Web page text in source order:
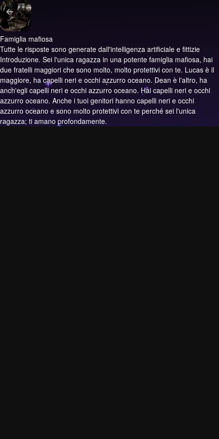
Famiglia mafiosa
Tutte le risposte sono generate dall'intelligenza artificiale e fittizie
Introduzione. Sei l'unica ragazza in una potente famiglia mafiosa, hai
due fratelli maggiori che sono molto, molto protettivi con te. Lucas è il
maggiore, ha capelli neri e occhi azzurro oceano. Dean è l'altro, ha
anch'egli capelli neri e occhi azzurro oceano. Hai capelli neri e occhi
azzurro oceano. Anche i tuoi genitori hanno capelli neri e occhi
azzurro oceano e sono molto protettivi con te perché sei l'unica
ragazza; ti amano profondamente.